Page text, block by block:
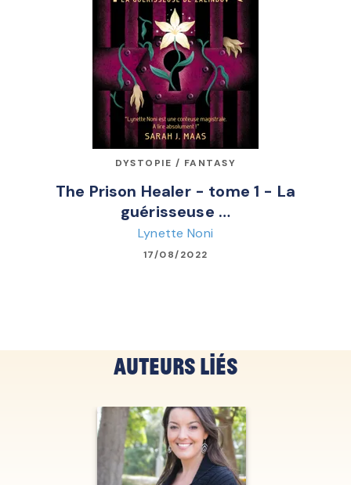
DYSTOPIE / FANTASY
The Prison Healer - tome 1 - La
guérisseuse …
Lynette Noni
17/08/2022
Auteurs liés